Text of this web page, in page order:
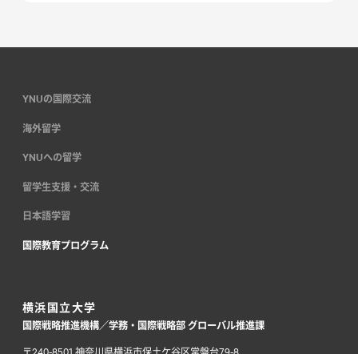
YNUの国際交流
海外留学
YNUへの留学
留学生支援・交流
日本語学習
国際教育プログラム
横浜国立大学
国際戦略推進機構／学務・国際戦略部 グローバル推進課